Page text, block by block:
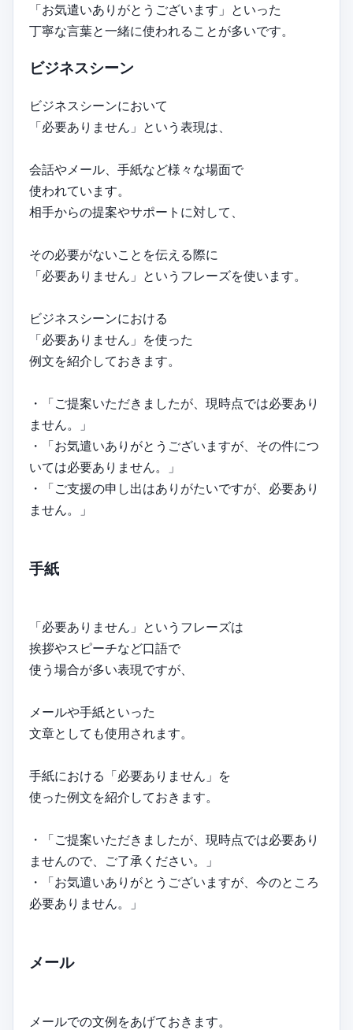
「お気遣いありがとうございます」といった
丁寧な言葉と一緒に使われることが多いです。
ビジネスシーン
ビジネスシーンにおいて
「必要ありません」という表現は、
会話やメール、手紙など様々な場面で
使われています。
相手からの提案やサポートに対して、
その必要がないことを伝える際に
「必要ありません」というフレーズを使います。
ビジネスシーンにおける
「必要ありません」を使った
例文を紹介しておきます。
・「ご提案いただきましたが、現時点では必要あり
ません。」
・「お気遣いありがとうございますが、その件につ
いては必要ありません。」
・「ご支援の申し出はありがたいですが、必要あり
ません。」
手紙
「必要ありません」というフレーズは
挨拶やスピーチなど口語で
使う場合が多い表現ですが、
メールや手紙といった
文章としても使用されます。
手紙における「必要ありません」を
使った例文を紹介しておきます。
・「ご提案いただきましたが、現時点では必要あり
ませんので、ご了承ください。」
・「お気遣いありがとうございますが、今のところ
必要ありません。」
メール
メールでの文例をあげておきます。